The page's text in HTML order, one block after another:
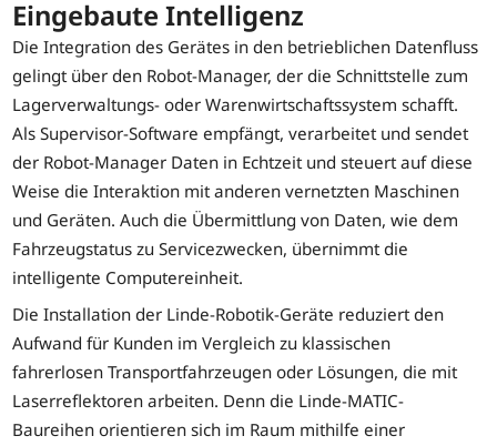
Eingebaute Intelligenz
Die Integration des Gerätes in den betrieblichen Datenfluss
gelingt über den Robot-Manager, der die Schnittstelle zum
Lagerverwaltungs- oder Warenwirtschaftssystem schafft.
Als Supervisor-Software empfängt, verarbeitet und sendet
der Robot-Manager Daten in Echtzeit und steuert auf diese
Weise die Interaktion mit anderen vernetzten Maschinen
und Geräten. Auch die Übermittlung von Daten, wie dem
Fahrzeugstatus zu Servicezwecken, übernimmt die
intelligente Computereinheit.
Die Installation der Linde-Robotik-Geräte reduziert den
Aufwand für Kunden im Vergleich zu klassischen
fahrerlosen Transportfahrzeugen oder Lösungen, die mit
Laserreflektoren arbeiten. Denn die Linde-MATIC-
Baureihen orientieren sich im Raum mithilfe einer